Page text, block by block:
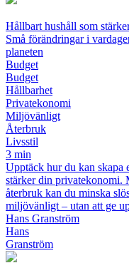
Hållbart hushåll som
Små förändringar i
planeten
Budget
Budget
Hållbarhet
Privatekonomi
Miljövänligt
Återbruk
Livsstil
3 min
Upptäck hur du kan skapa
stärker din privatekonomi.
återbruk kan du minska
miljövänligt – utan att ge
Hans Granström
Hans
Granström